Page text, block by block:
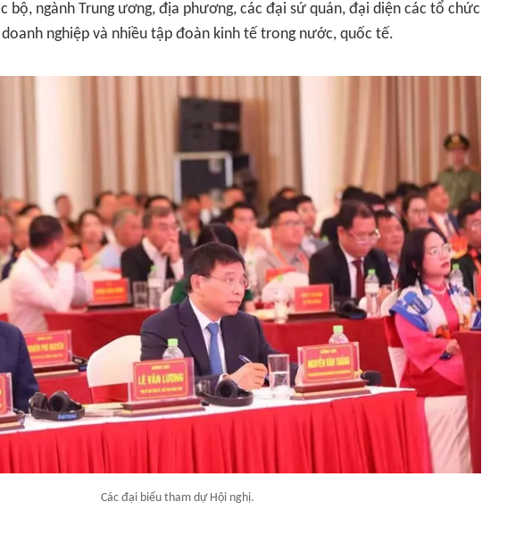
bộ, ngành Trung ương, địa phương, các đại sứ quán, đại diện các tổ chức
nghiệp và nhiều tập đoàn kinh tế trong nước, quốc tế.
Các đại biểu tham dự Hội nghị.